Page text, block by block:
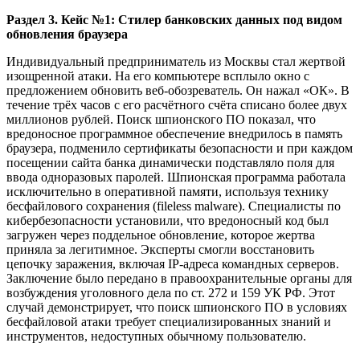
Раздел 3. Кейс №1: Стилер банковских данных под видом
обновления браузера
Индивидуальный предприниматель из Москвы стал жертвой
изощренной атаки. На его компьютере всплыло окно с
предложением обновить веб-обозреватель. Он нажал «ОК». В
течение трёх часов с его расчётного счёта списано более двух
миллионов рублей. Поиск шпионского ПО показал, что
вредоносное программное обеспечение внедрилось в память
браузера, подменило сертификаты безопасности и при каждом
посещении сайта банка динамически подставляло поля для
ввода одноразовых паролей. Шпионская программа работала
исключительно в оперативной памяти, используя технику
бесфайлового сохранения (fileless malware). Специалисты по
кибербезопасности установили, что вредоносный код был
загружен через поддельное обновление, которое жертва
приняла за легитимное. Эксперты смогли восстановить
цепочку заражения, включая IP-адреса командных серверов.
Заключение было передано в правоохранительные органы для
возбуждения уголовного дела по ст. 272 и 159 УК РФ. Этот
случай демонстрирует, что поиск шпионского ПО в условиях
бесфайловой атаки требует специализированных знаний и
инструментов, недоступных обычному пользователю.